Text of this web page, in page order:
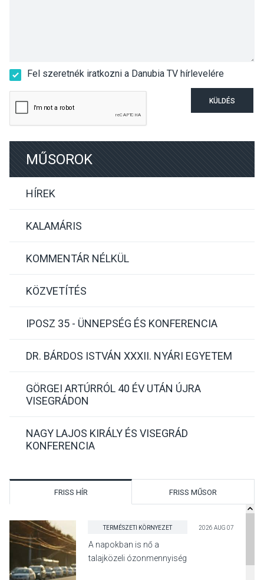
Fel szeretnék iratkozni a Danubia TV hírlevelére
KÜLDÉS
MŰSOROK
HÍREK
KALAMÁRIS
KOMMENTÁR NÉLKÜL
KÖZVETÍTÉS
IPOSZ 35 - ÜNNEPSÉG ÉS KONFERENCIA
DR. BÁRDOS ISTVÁN XXXII. NYÁRI EGYETEM
GÖRGEI ARTÚRRÓL 40 ÉV UTÁN ÚJRA
VISEGRÁDON
NAGY LAJOS KIRÁLY ÉS VISEGRÁD
KONFERENCIA
FRISS HÍR FRISS MŰSOR
TERMÉSZETI KÖRNYEZET 2026 AUG 07
A napokban is nő a
talajközeli ózonmennyiség